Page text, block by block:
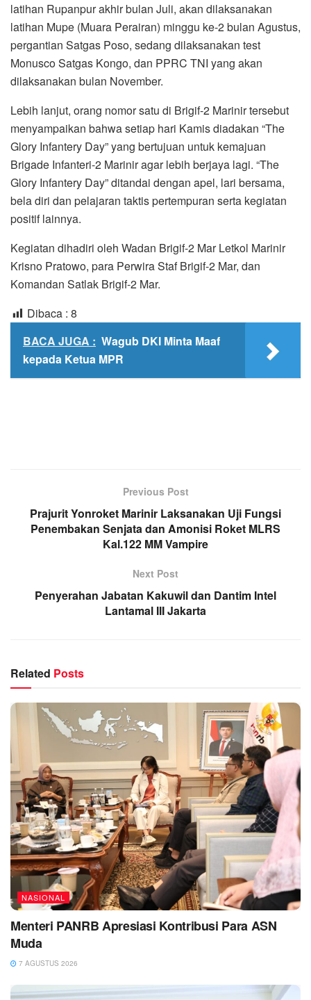
latihan Rupanpur akhir bulan Juli, akan dilaksanakan
latihan Mupe (Muara Perairan) minggu ke-2 bulan Agustus,
pergantian Satgas Poso, sedang dilaksanakan test
Monusco Satgas Kongo, dan PPRC TNI yang akan
dilaksanakan bulan November.
Lebih lanjut, orang nomor satu di Brigif-2 Marinir tersebut
menyampaikan bahwa setiap hari Kamis diadakan “The
Glory Infantery Day” yang bertujuan untuk kemajuan
Brigade Infanteri-2 Marinir agar lebih berjaya lagi. “The
Glory Infantery Day” ditandai dengan apel, lari bersama,
bela diri dan pelajaran taktis pertempuran serta kegiatan
positif lainnya.
Kegiatan dihadiri oleh Wadan Brigif-2 Mar Letkol Marinir
Krisno Pratowo, para Perwira Staf Brigif-2 Mar, dan
Komandan Satlak Brigif-2 Mar.
Dibaca : 8
BACA JUGA : Wagub DKI Minta Maaf
kepada Ketua MPR
Previous Post
Prajurit Yonroket Marinir Laksanakan Uji Fungsi
Penembakan Senjata dan Amonisi Roket MLRS
Kal.122 MM Vampire
Next Post
Penyerahan Jabatan Kakuwil dan Dantim Intel
Lantamal III Jakarta
Related Posts
NASIONAL
Menteri PANRB Apresiasi Kontribusi Para ASN
Muda
7 AGUSTUS 2026